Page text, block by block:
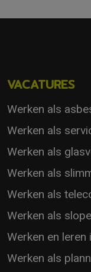
VACATURES
Werken als
Werken als
Werken als
Werken als
Werken als
Werken als
Werken en leren
Werken als